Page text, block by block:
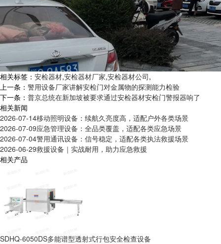
相关标签： 安检器材,安检器材厂家,安检器材公司,
上一条： 警用设备厂家讲解安检门对金属物的探测能力检验
下一条： 普京总统在新加坡被要求通过安检器材安检门警报器响了
相关新闻
2026-07-14移动照明设备：续航久亮度高，适配户外各类场景
2026-07-09应急管理设备：全品类覆盖，适配各类应急场景
2026-07-04警用通讯设备：信号稳定，适配各类执法救援场景
2026-06-29救援设备｜实战耐用，助力应急救援
相关产品
SDHQ-6050DS多能谱型透射式行包安全检查设备